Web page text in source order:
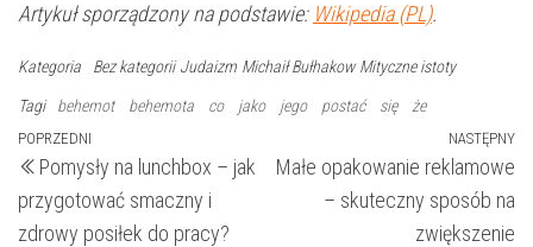
Artykuł sporządzony na podstawie: Wikipedia (PL).
Kategoria Bez kategorii Judaizm Michaił Bułhakow Mityczne istoty
Tagi behemot behemota co jako jego postać się że
Nawigacja
wpisu
Poprzedni
wpis
POPRZEDNI
Pomysły na lunchbox – jak
przygotować smaczny i
zdrowy posiłek do pracy?
NASTĘPNY
Małe opakowanie reklamowe
– skuteczny sposób na
zwiększenie